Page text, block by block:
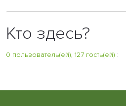
Кто здесь?
0 пользователь(ей), 127 гость(ей) :